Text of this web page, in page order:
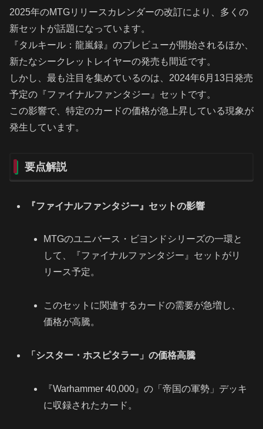
2025年のMTGリリースカレンダーの改訂により、多くの
新セットが話題になっています。
『タルキール：龍嵐録』のプレビューが開始されるほか、
新たなシークレットレイヤーの発売も間近です。
しかし、最も注目を集めているのは、2024年6月13日発売
予定の『ファイナルファンタジー』セットです。
この影響で、特定のカードの価格が急上昇している現象が
発生しています。
要点解説
『ファイナルファンタジー』セットの影響
MTGのユニバース・ビヨンドシリーズの一環と
して、『ファイナルファンタジー』セットがリ
リース予定。
このセットに関連するカードの需要が急増し、
価格が高騰。
「シスター・ホスピタラー」の価格高騰
『Warhammer 40,000』の「帝国の軍勢」デッキ
に収録されたカード。